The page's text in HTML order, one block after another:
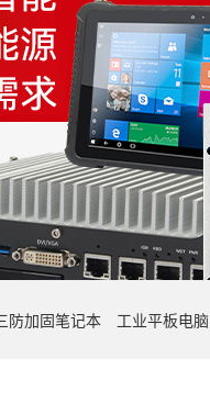
防加固笔记本 工业平板电脑